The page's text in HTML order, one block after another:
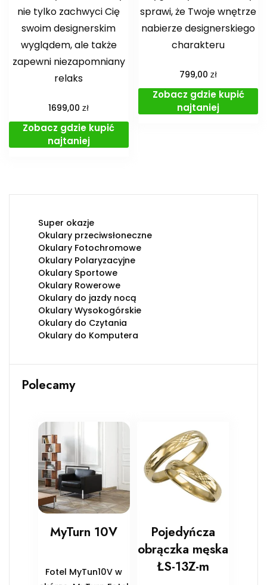
nie tylko zachwyci Cię
swoim designerskim
wyglądem, ale także
zapewni niezapomniany
relaks
1699,00zł
Zobacz gdzie kupić
najtaniej
sprawi, że Twoje wnętrze
nabierze designerskiego
charakteru
799,00zł
Zobacz gdzie kupić
najtaniej
Super okazje
Okulary przeciwsłoneczne
Okulary Fotochromowe
Okulary Polaryzacyjne
Okulary Sportowe
Okulary Rowerowe
Okulary do jazdy nocą
Okulary Wysokogórskie
Okulary do Czytania
Okulary do Komputera
Polecamy
MyTurn 10V
Fotel MyTun10V w
Pojedyńcza
obrączka męska
ŁS-13Z-m